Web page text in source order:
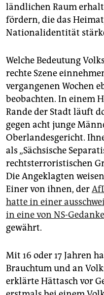
ländlichen Raum
fördern, die das
Nationalidentität
Welche Bedeutung
rechte Szene
vergangenen Wochen
beobachten. In einem
Rande der Stadt läuft
gegen acht junge
Oberlandesgericht.
als „Sächsische
rechtsterroristischen
Die Angeklagten
Einer von ihnen, der
hatte in einer
in eine von NS-
gewährt.
Mit 16 oder 17 Jahren
Brauchtum und an
erklärte Hättasch vor